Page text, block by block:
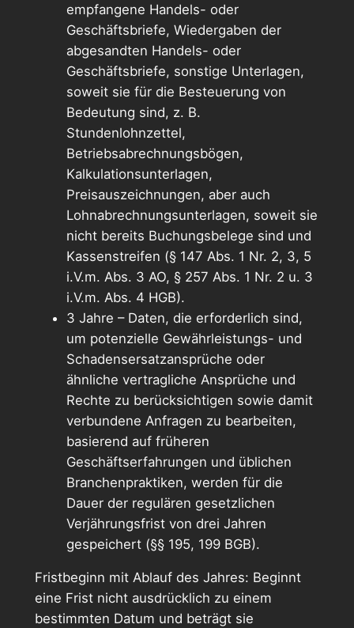
empfangene Handels- oder
Geschäftsbriefe, Wiedergaben der
abgesandten Handels- oder
Geschäftsbriefe, sonstige Unterlagen,
soweit sie für die Besteuerung von
Bedeutung sind, z. B.
Stundenlohnzettel,
Betriebsabrechnungsbögen,
Kalkulationsunterlagen,
Preisauszeichnungen, aber auch
Lohnabrechnungsunterlagen, soweit sie
nicht bereits Buchungsbelege sind und
Kassenstreifen (§ 147 Abs. 1 Nr. 2, 3, 5
i.V.m. Abs. 3 AO, § 257 Abs. 1 Nr. 2 u. 3
i.V.m. Abs. 4 HGB).
3 Jahre – Daten, die erforderlich sind,
um potenzielle Gewährleistungs- und
Schadensersatzansprüche oder
ähnliche vertragliche Ansprüche und
Rechte zu berücksichtigen sowie damit
verbundene Anfragen zu bearbeiten,
basierend auf früheren
Geschäftserfahrungen und üblichen
Branchenpraktiken, werden für die
Dauer der regulären gesetzlichen
Verjährungsfrist von drei Jahren
gespeichert (§§ 195, 199 BGB).
Fristbeginn mit Ablauf des Jahres: Beginnt
eine Frist nicht ausdrücklich zu einem
bestimmten Datum und beträgt sie